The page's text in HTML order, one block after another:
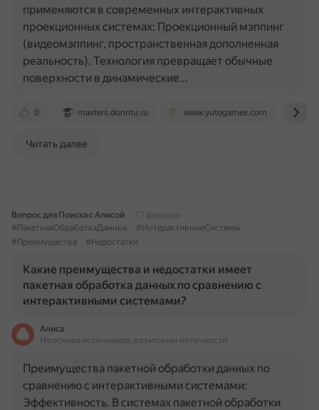
0 masters.donntu.ru www.yutogames.com
применяются в современных интерактивных
проекционных системах: Проекционный мэппинг
(видеомэппинг, пространственная дополненная
реальность). Технология превращает обычные
поверхности в динамические…
Читать далее
Вопрос для Поиска с Алисой
17 февраля
#ПакетнаяОбработкаДанных
#ИнтерактивныеСистемы
#Преимущества
#Недостатки
Какие преимущества и недостатки имеет
пакетная обработка данных по сравнению с
интерактивными системами?
Алиса
На основе источников, возможны неточности
Преимущества пакетной обработки данных по
сравнению с интерактивными системами:
Эффективность. В системах пакетной обработки